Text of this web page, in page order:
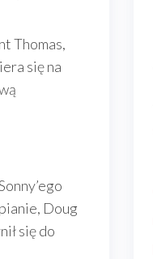
Thomas,
się na
Doug
się do